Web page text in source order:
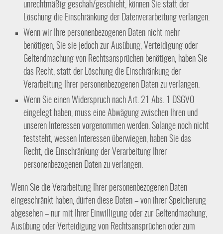
unrechtmäßig geschah/geschieht, können Sie statt der
Löschung die Einschränkung der Datenverarbeitung verlangen.
Wenn wir Ihre personenbezogenen Daten nicht mehr
benötigen, Sie sie jedoch zur Ausübung, Verteidigung oder
Geltendmachung von Rechtsansprüchen benötigen, haben Sie
das Recht, statt der Löschung die Einschränkung der
Verarbeitung Ihrer personenbezogenen Daten zu verlangen.
Wenn Sie einen Widerspruch nach Art. 21 Abs. 1 DSGVO
eingelegt haben, muss eine Abwägung zwischen Ihren und
unseren Interessen vorgenommen werden. Solange noch nicht
feststeht, wessen Interessen überwiegen, haben Sie das
Recht, die Einschränkung der Verarbeitung Ihrer
personenbezogenen Daten zu verlangen.
Wenn Sie die Verarbeitung Ihrer personenbezogenen Daten
eingeschränkt haben, dürfen diese Daten – von ihrer Speicherung
abgesehen – nur mit Ihrer Einwilligung oder zur Geltendmachung,
Ausübung oder Verteidigung von Rechtsansprüchen oder zum